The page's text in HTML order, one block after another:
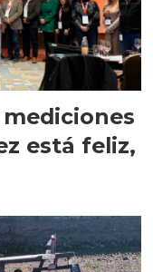
está feliz,